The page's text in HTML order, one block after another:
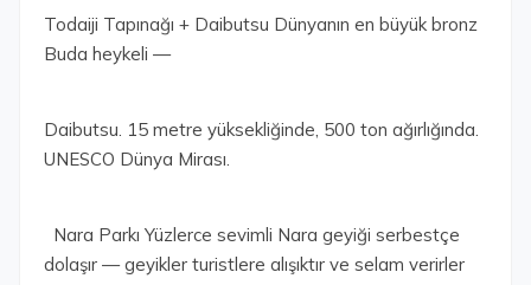
Todaiji Tapınağı + Daibutsu Dünyanın en büyük bronz
Buda heykeli —
Daibutsu. 15 metre yüksekliğinde, 500 ton ağırlığında.
UNESCO Dünya Mirası.
Nara Parkı Yüzlerce sevimli Nara geyiği serbestçe
dolaşır — geyikler turistlere alışıktır ve selam verirler